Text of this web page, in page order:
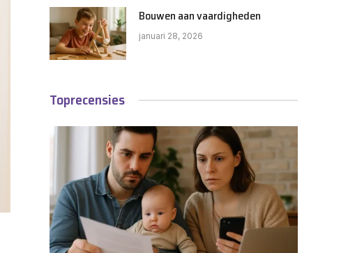
Bouwen aan vaardigheden
januari 28, 2026
Toprecensies